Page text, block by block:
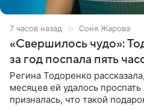
7 часов назад Соня Жарова
«Свершилось чудо»:
за год поспала пять
Регина Тодоренко
месяцев ей удалось
призналась, что такой